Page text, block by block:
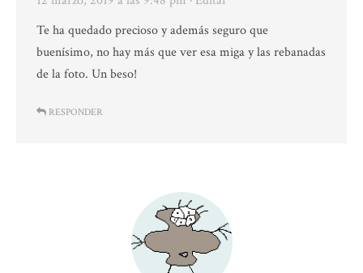
Te ha quedado precioso y además seguro que
buenísimo, no hay más que ver esa miga y las rebanadas
de la foto. Un beso!
RESPONDER